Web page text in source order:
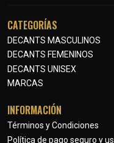
CATEGORÍAS
DECANTS MASCULINOS
DECANTS FEMENINOS
DECANTS UNISEX
MARCAS
INFORMACIÓN
Términos y Condiciones
Política de pago seguro y